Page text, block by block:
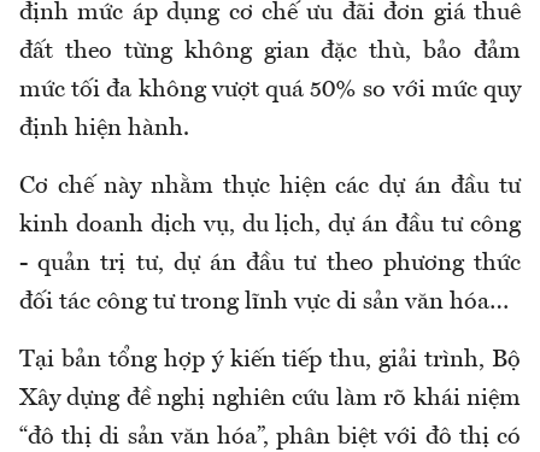
định mức áp dụng cơ chế ưu đãi đơn giá thuê
đất theo từng không gian đặc thù, bảo đảm
mức tối đa không vượt quá 50% so với mức quy
định hiện hành.
Cơ chế này nhằm thực hiện các dự án đầu tư
kinh doanh dịch vụ, du lịch, dự án đầu tư công
- quản trị tư, dự án đầu tư theo phương thức
đối tác công tư trong lĩnh vực di sản văn hóa…
Tại bản tổng hợp ý kiến tiếp thu, giải trình, Bộ
Xây dựng đề nghị nghiên cứu làm rõ khái niệm
“đô thị di sản văn hóa”, phân biệt với đô thị có